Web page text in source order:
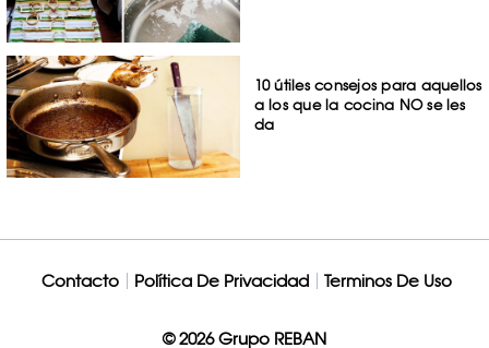
10 útiles consejos para aquellos
a los que la cocina NO se les
da
Contacto Política De Privacidad Terminos De Uso
© 2026 Grupo REBAN